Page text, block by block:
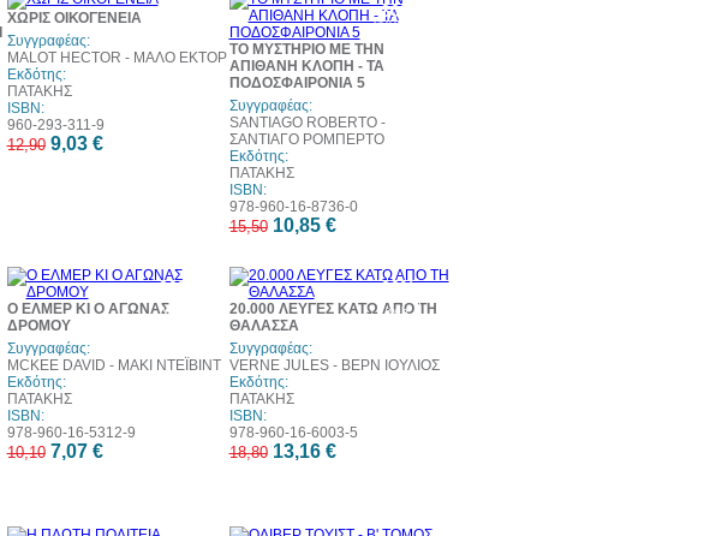
30%
ΧΩΡΙΣ ΟΙΚΟΓΕΝΕΙΑ
Συγγραφέας:
MALOT HECTOR - ΜΑΛΟ ΕΚΤΟΡ
Εκδότης:
ΠΑΤΑΚΗΣ
ISBN:
960-293-311-9
12,90 9,03 €
30%
έκπτωση
ΤΟ ΜΥΣΤΗΡΙΟ ΜΕ ΤΗΝ
ΑΠΙΘΑΝΗ ΚΛΟΠΗ - ΤΑ
ΠΟΔΟΣΦΑΙΡΟΝΙΑ 5
Συγγραφέας:
SANTIAGO ROBERTO -
ΣΑΝΤΙΑΓΟ ΡΟΜΠΕΡΤΟ
Εκδότης:
ΠΑΤΑΚΗΣ
ISBN:
978-960-16-8736-0
15,50 10,85 €
30%
web
Ο ΕΛΜΕΡ ΚΙ Ο ΑΓΩΝΑΣ
ΔΡΟΜΟΥ
Συγγραφέας:
MCKEE DAVID - ΜΑΚΙ ΝΤΕΪΒΙΝΤ
Εκδότης:
ΠΑΤΑΚΗΣ
ISBN:
978-960-16-5312-9
10,10 7,07 €
30%
web
20.000 ΛΕΥΓΕΣ ΚΑΤΩ ΑΠΟ ΤΗ
ΘΑΛΑΣΣΑ
Συγγραφέας:
VERNE JULES - ΒΕΡΝ ΙΟΥΛΙΟΣ
Εκδότης:
ΠΑΤΑΚΗΣ
ISBN:
978-960-16-6003-5
18,80 13,16 €